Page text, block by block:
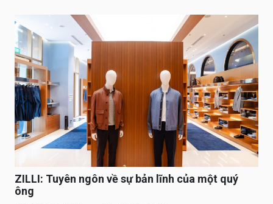
ZILLI: Tuyên ngôn về sự bản lĩnh của một quý
ông